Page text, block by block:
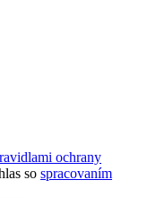
ochrany
so spracovaním